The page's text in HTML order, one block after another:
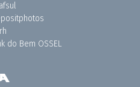
do Bem OSSEL